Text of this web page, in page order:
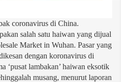
coronavirus di China.
salah satu haiwan yang dijual
Market in Wuhan. Pasar yang
dengan koronavirus di
‘pusat lambakan’ haiwan eksotik
musang, menurut laporan